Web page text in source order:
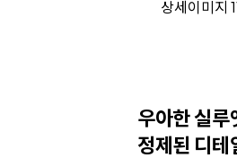
우아한 실루
정제된 디테